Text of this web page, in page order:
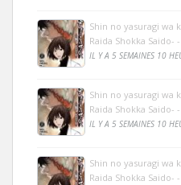
Shin no yasuragi wa
Raida Shokka Saido-
IL Y A 5 SEMAINES 10
Shin no yasuragi wa
Raida Shokka Saido-
IL Y A 5 SEMAINES 10
Shin no yasuragi wa
Raida Shokka Saido-